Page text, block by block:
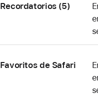
Recordatorios (5)
Favoritos de Safari